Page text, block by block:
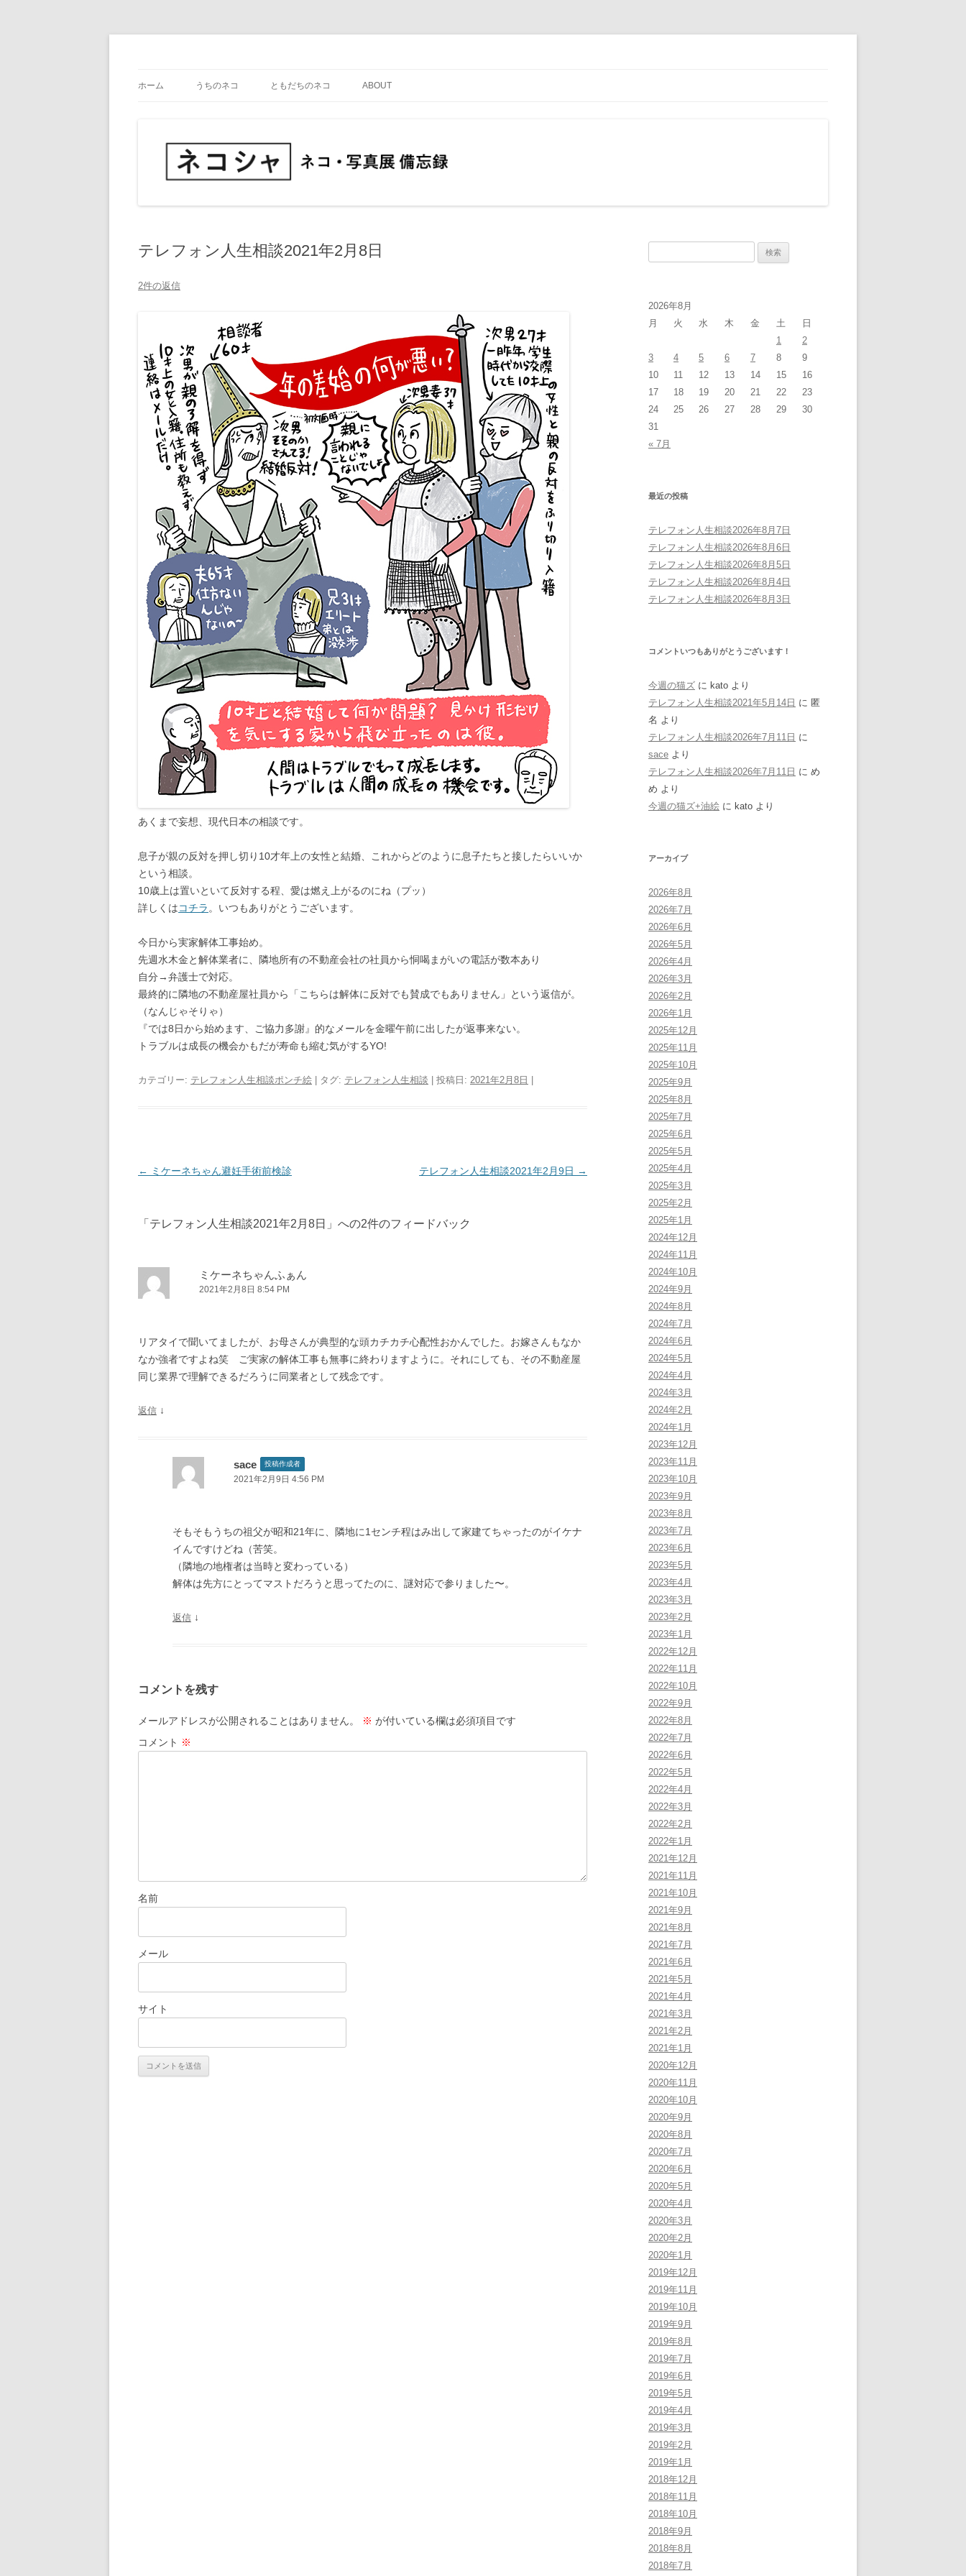
へ
ホーム うちのネコ ともだちのネコ ABOUT
テレフォン人生相談2021年2月8日
2件の返信
あくまで妄想、現代日本の相談です。
息子が親の反対を押し切り10才年上の女性と結婚、これからどのように息子たちと接したらいいか
という相談。
10歳上は置いといて反対する程、愛は燃え上がるのにね（プッ）
詳しくはコチラ 。いつもありがとうございます。
今日から実家解体工事始め。
先週水木金と解体業者に、隣地所有の不動産会社の社員から恫喝まがいの電話が数本あり
自分→弁護士で対応。
最終的に隣地の不動産屋社員から「こちらは解体に反対でも賛成でもありません」という返信が。
（なんじゃそりゃ）
『では8日から始めます、ご協力多謝』的なメールを金曜午前に出したが返事来ない。
トラブルは成長の機会かもだが寿命も縮む気がするYO!
カテゴリー: テレフォン人生相談ポンチ絵 | タグ: テレフォン人生相談 | 投稿日: 2021年2月8日
投
シ
← ミケーネちゃん避妊手術前検診 テレフォン人生相談2021年2月9日 →
「 テレフォン人生相談2021年2月8日 」への2件のフィードバック
ミケーネちゃんふぁん
2021年2月8日 8:54 PM
リアタイで聞いてましたが、お母さんが典型的な頭カチカチ心配性おかんでした。お嫁さんもなか
なか強者ですよね笑 ご実家の解体工事も無事に終わりますように。それにしても、その不動産屋
同じ業界で理解できるだろうに同業者として残念です。
返信 ↓
sace 投稿作成者
2021年2月9日 4:56 PM
そもそもうちの祖父が昭和21年に、隣地に1センチ程はみ出して家建てちゃったのがイケナ
イんですけどね（苦笑。
（隣地の地権者は当時と変わっている）
解体は先方にとってマストだろうと思ってたのに、謎対応で参りました〜。
返信 ↓
コメントを残す
メールアドレスが公開されることはありません。 ※ が付いている欄は必須項目です
コメント ※
名前
メール
サイト
2026年8月
月
火 水 木 金 土
日
1
2
3
4 5 6 7 8
9
10
11 12 13 14 15
16
17
18 19 20 21 22
23
24
25 26 27 28 29
30
31
« 7月
最近の投稿
テレフォン人生相談2026年8月7日
テレフォン人生相談2026年8月6日
テレフォン人生相談2026年8月5日
テレフォン人生相談2026年8月4日
テレフォン人生相談2026年8月3日
コメントいつもありがとうございます！
今週の猫ズ に kato より
テレフォン人生相談2021年5月14日 に 匿
名 より
テレフォン人生相談2026年7月11日 に
sace より
テレフォン人生相談2026年7月11日 に め
め より
今週の猫ズ+油絵 に kato より
アーカイブ
2026年8月
2026年7月
2026年6月
2026年5月
2026年4月
2026年3月
2026年2月
2026年1月
2025年12月
2025年11月
2025年10月
2025年9月
2025年8月
2025年7月
2025年6月
2025年5月
2025年4月
2025年3月
2025年2月
2025年1月
2024年12月
2024年11月
2024年10月
2024年9月
2024年8月
2024年7月
2024年6月
2024年5月
2024年4月
2024年3月
2024年2月
2024年1月
2023年12月
2023年11月
2023年10月
2023年9月
2023年8月
2023年7月
2023年6月
2023年5月
2023年4月
2023年3月
2023年2月
2023年1月
2022年12月
2022年11月
2022年10月
2022年9月
2022年8月
2022年7月
2022年6月
2022年5月
2022年4月
2022年3月
2022年2月
2022年1月
2021年12月
2021年11月
2021年10月
2021年9月
2021年8月
2021年7月
2021年6月
2021年5月
2021年4月
2021年3月
2021年2月
2021年1月
2020年12月
2020年11月
2020年10月
2020年9月
2020年8月
2020年7月
2020年6月
2020年5月
2020年4月
2020年3月
2020年2月
2020年1月
2019年12月
2019年11月
2019年10月
2019年9月
2019年8月
2019年7月
2019年6月
2019年5月
2019年4月
2019年3月
2019年2月
2019年1月
2018年12月
2018年11月
2018年10月
2018年9月
2018年8月
2018年7月